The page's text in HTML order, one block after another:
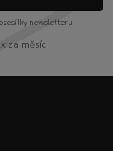
newsletteru.
za měsíc